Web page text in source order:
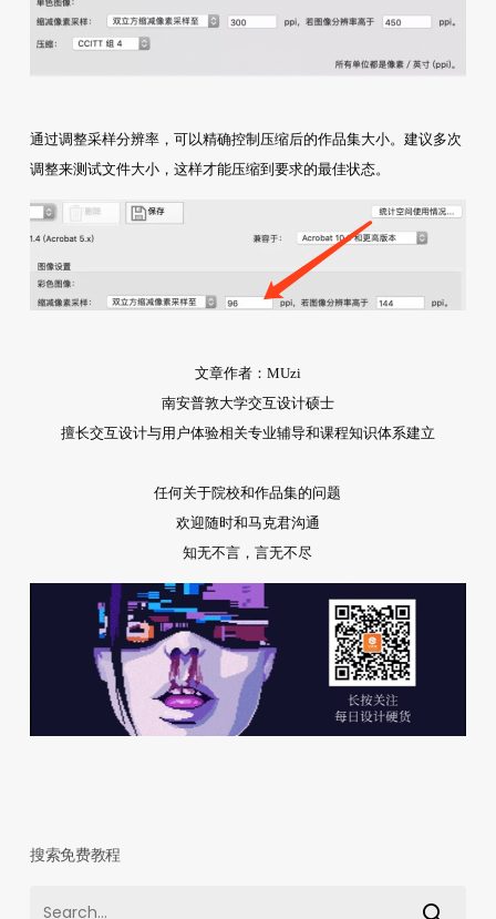
通过调整采样分辨率，可以精确控制压缩后的作品集大小。建议多次
调整来测试文件大小，这样才能压缩到要求的最佳状态。
文章作者：MUzi
南安普敦大学交互设计硕士
擅长交互设计与用户体验相关专业辅导和课程知识体系建立
任何关于院校和作品集的问题
欢迎随时和马克君沟通
知无不言，言无不尽
搜索免费教程